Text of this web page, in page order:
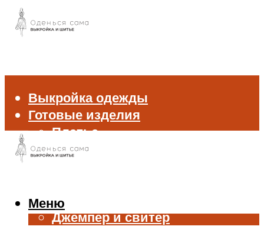
Выкройка одежды
Готовые изделия
Платье
Брюки
Жилет
Джемпер и свитер
Меню